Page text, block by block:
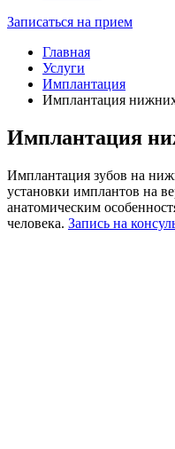
Записаться на прием
Главная
Услуги
Имплантация
Имплантация
Имплантация
Имплантация зубов на
установки имплантов на
анатомическим
человека. Запись на